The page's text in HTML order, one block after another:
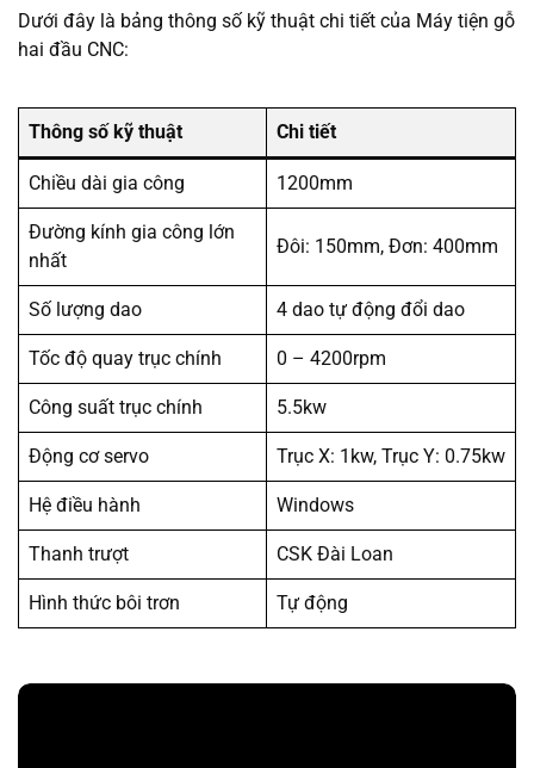
Dưới đây là bảng thông số kỹ thuật chi tiết của Máy tiện gỗ
hai đầu CNC:
Thông số kỹ thuật Chi tiết
Chiều dài gia công 1200mm
Đường kính gia công lớn
nhất
Đôi: 150mm, Đơn: 400mm
Số lượng dao 4 dao tự động đổi dao
Tốc độ quay trục chính 0 – 4200rpm
Công suất trục chính 5.5kw
Động cơ servo Trục X: 1kw, Trục Y: 0.75kw
Hệ điều hành Windows
Thanh trượt CSK Đài Loan
Hình thức bôi trơn Tự động